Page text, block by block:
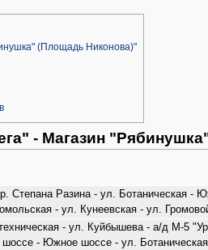
(Площадь Никонова)"
- Магазин
Степана Разина - ул. Ботаническая -
- ул. Кунеевская - ул.
- ул. Куйбышева - а/д М-5
шоссе - Южное шоссе - ул.